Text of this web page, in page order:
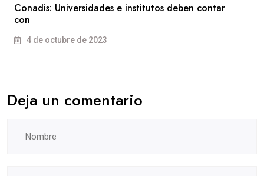
Conadis: Universidades e institutos deben contar
con
4 de octubre de 2023
Deja un comentario